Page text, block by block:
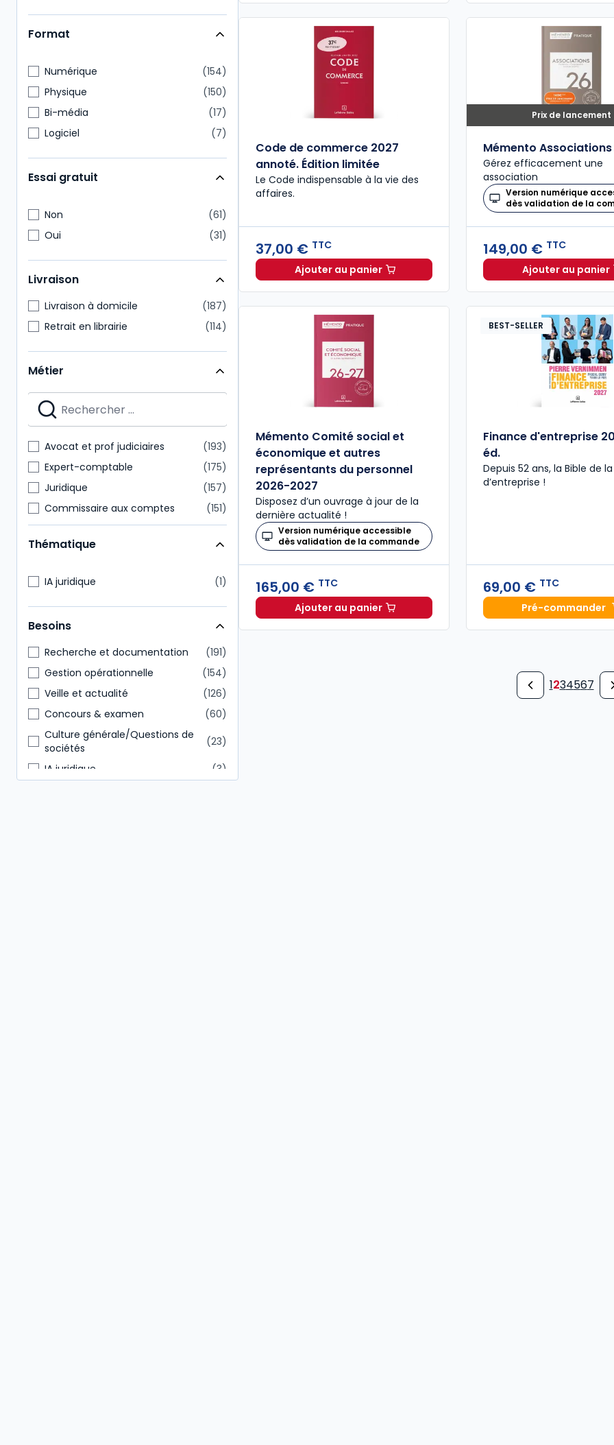
Format
Numérique
154
Physique
150
Bi-média
17
Logiciel
7
Essai gratuit
Non
61
Oui
31
Livraison
Livraison à domicile
187
Retrait en librairie
114
Métier
Avocat et prof judiciaires
193
Expert-comptable
175
Juridique
157
Commissaire aux comptes
151
Direction générale
146
Administratif et financier
113
Enseignants
93
Notaire
84
Conseiller en gestion patrimoine
44
Thématique
IA juridique 1
Besoins
Recherche et documentation
191
Gestion opérationnelle
154
Veille et actualité
126
Concours & examen
60
Culture générale/Questions de
sociétés
23
IA juridique
3
Code de commerce 2027
annoté. Édition limitée
Le Code indispensable à la vie des
affaires.
37,00 € TTC
Ajouter au panierCode de commerce 2027 annoté. Édition limitée à
Prix de lancement
Mémento
Gérez efficacement une
association
Version numérique
dès validation de la
149,00 € TTC
Ajouter au panier
Mémento Comité social et
économique et autres
représentants du personnel
2026-2027
Disposez d’un ouvrage à jour de la
dernière actualité !
Version numérique accessible
dès validation de la commande
165,00 € TTC
Ajouter au panierMémento Comité social et économique et autres
BEST-SELLER
Finance d'entreprise
éd.
Depuis 52 ans, la Bible de
d’entreprise​ !
69,00 € TTC
Pré-commander
Finance
1234567